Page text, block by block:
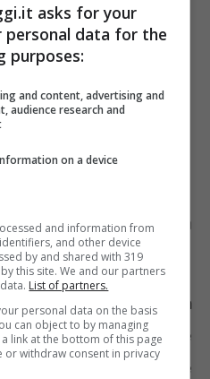
tante offerte per la
padelle nuove a
4 settembre
presso gli store
asks for your
personal data for the
purposes:
and content, advertising and
audience research and
on a device
and information from
and other device
by and shared with 319
this site. We and our partners
List of partners.
personal data on the basis
can object to by managing
link at the bottom of this page
or withdraw consent in privacy